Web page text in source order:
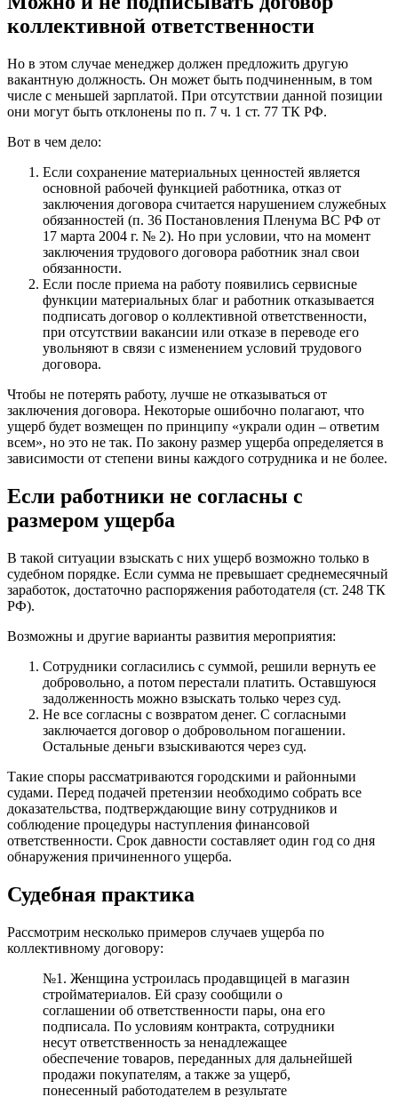
коллективной ответственности
Но в этом случае менеджер должен предложить другую
вакантную должность. Он может быть подчиненным, в том
числе с меньшей зарплатой. При отсутствии данной позиции
они могут быть отклонены по п. 7 ч. 1 ст. 77 ТК РФ.
Вот в чем дело:
Если сохранение материальных ценностей является
основной рабочей функцией работника, отказ от
заключения договора считается нарушением служебных
обязанностей (п. 36 Постановления Пленума ВС РФ от
17 марта 2004 г. № 2). Но при условии, что на момент
заключения трудового договора работник знал свои
обязанности.
Если после приема на работу появились сервисные
функции материальных благ и работник отказывается
подписать договор о коллективной ответственности,
при отсутствии вакансии или отказе в переводе его
увольняют в связи с изменением условий трудового
договора.
Чтобы не потерять работу, лучше не отказываться от
заключения договора. Некоторые ошибочно полагают, что
ущерб будет возмещен по принципу «украли один – ответим
всем», но это не так. По закону размер ущерба определяется в
зависимости от степени вины каждого сотрудника и не более.
Если работники не согласны с
размером ущерба
В такой ситуации взыскать с них ущерб возможно только в
судебном порядке. Если сумма не превышает среднемесячный
заработок, достаточно распоряжения работодателя (ст. 248 ТК
РФ).
Возможны и другие варианты развития мероприятия:
Сотрудники согласились с суммой, решили вернуть ее
добровольно, а потом перестали платить. Оставшуюся
задолженность можно взыскать только через суд.
Не все согласны с возвратом денег. С согласными
заключается договор о добровольном погашении.
Остальные деньги взыскиваются через суд.
Такие споры рассматриваются городскими и районными
судами. Перед подачей претензии необходимо собрать все
доказательства, подтверждающие вину сотрудников и
соблюдение процедуры наступления финансовой
ответственности. Срок давности составляет один год со дня
обнаружения причиненного ущерба.
Судебная практика
Рассмотрим несколько примеров случаев ущерба по
коллективному договору:
№1. Женщина устроилась продавщицей в магазин
стройматериалов. Ей сразу сообщили о
соглашении об ответственности пары, она его
подписала. По условиям контракта, сотрудники
несут ответственность за ненадлежащее
обеспечение товаров, переданных для дальнейшей
продажи покупателям, а также за ущерб,
понесенный работодателем в результате